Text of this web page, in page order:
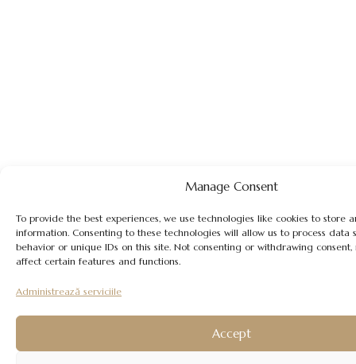
Manage Consent
To provide the best experiences, we use technologies like cookies to store
information. Consenting to these technologies will allow us to process data
behavior or unique IDs on this site. Not consenting or withdrawing consent,
affect certain features and functions.
Administrează serviciile
Accept